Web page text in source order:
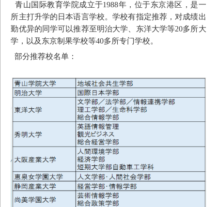
青山国际教育学院成立于1988年，位于东京港区，是一
所主打升学的日本语言学校。学校有指定推荐，对成绩出
勤优异的同学可以推荐至明治大学、东洋大学等20多所大
学，以及东京制果学校等40多所专门学校。
部分推荐校名单：